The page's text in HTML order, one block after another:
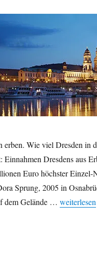
erben. Wie viel Dresden in
Einnahmen Dresdens aus
Euro höchster
Sprung, 2005 in
dem Gelände … „Auch
weiterlesen